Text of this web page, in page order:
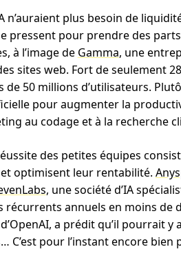
n’auraient plus besoin de
pressent pour prendre des
à l’image de Gamma, une
sites web. Fort de seulement
de 50 millions d’utilisateurs.
pour augmenter la
au codage et à la recherche
des petites équipes
optimisent leur rentabilité.
, une société d’IA
récurrents annuels en moins de
a prédit qu’il pourrait
C’est pour l’instant encore